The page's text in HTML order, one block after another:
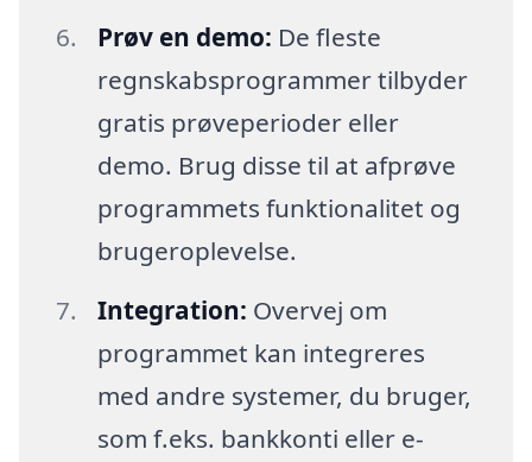
Prøv en demo: De fleste
regnskabsprogrammer tilbyder
gratis prøveperioder eller
demo. Brug disse til at afprøve
programmets funktionalitet og
brugeroplevelse.
Integration: Overvej om
programmet kan integreres
med andre systemer, du bruger,
som f.eks. bankkonti eller e-